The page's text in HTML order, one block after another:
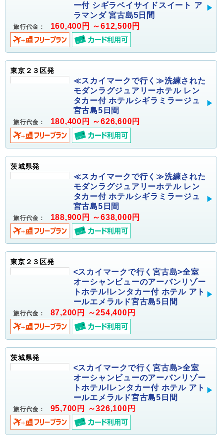
ー付 シギラベイサイドスイート ア
ラマンダ 宮古島5日間
旅行代金： 160,400円 ～612,500円
東京２３区発
≪スカイマークで行く≫洗練された
モダンラグジュアリーホテル レン
タカー付 ホテルシギラミラージュ
宮古島5日間
旅行代金： 180,400円 ～626,600円
茨城県発
≪スカイマークで行く≫洗練された
モダンラグジュアリーホテル レン
タカー付 ホテルシギラミラージュ
宮古島5日間
旅行代金： 188,900円 ～638,000円
東京２３区発
<スカイマークで行く宮古島>全室
オーシャンビューのアーバンリゾー
トホテル!レンタカー付 ホテル アト
ールエメラルド宮古島5日間
旅行代金： 87,200円 ～254,400円
茨城県発
<スカイマークで行く宮古島>全室
オーシャンビューのアーバンリゾー
トホテル!レンタカー付 ホテル アト
ールエメラルド宮古島5日間
旅行代金： 95,700円 ～326,100円